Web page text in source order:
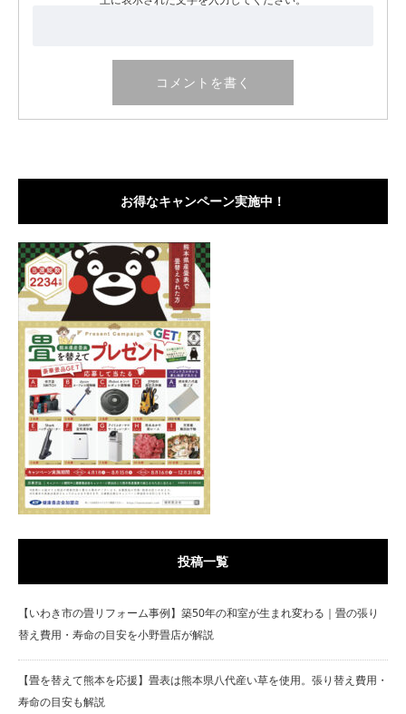
お得なキャンペーン実施中！
投稿一覧
【いわき市の畳リフォーム事例】築50年の和室が生まれ変わる｜畳の張り
替え費用・寿命の目安を小野畳店が解説
【畳を替えて熊本を応援】畳表は熊本県八代産い草を使用。張り替え費用・
寿命の目安も解説